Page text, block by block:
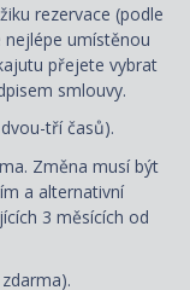
rezervace (podle
nejlépe umístěnou
přejete vybrat
smlouvy.
tří časů).
Změna musí být
a alternativní
3 měsících od